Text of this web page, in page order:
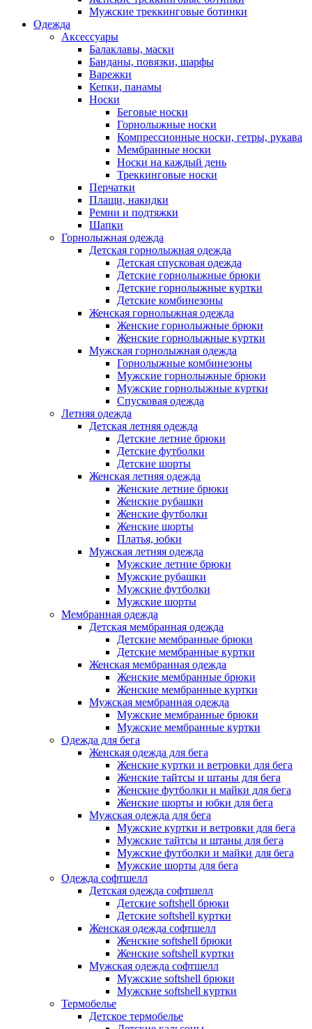
Мужские треккинговые ботинки
Одежда
Аксессуары
Балаклавы, маски
Банданы, повязки, шарфы
Варежки
Кепки, панамы
Носки
Беговые носки
Горнолыжные носки
Компрессионные носки, гетры, рукава
Мембранные носки
Носки на каждый день
Треккинговые носки
Перчатки
Плащи, накидки
Ремни и подтяжки
Шапки
Горнолыжная одежда
Детская горнолыжная одежда
Детская спусковая одежда
Детские горнолыжные брюки
Детские горнолыжные куртки
Детские комбинезоны
Женская горнолыжная одежда
Женские горнолыжные брюки
Женские горнолыжные куртки
Мужская горнолыжная одежда
Горнолыжные комбинезоны
Мужские горнолыжные брюки
Мужские горнолыжные куртки
Спусковая одежда
Летняя одежда
Детская летняя одежда
Детские летние брюки
Детские футболки
Детские шорты
Женская летняя одежда
Женские летние брюки
Женские рубашки
Женские футболки
Женские шорты
Платья, юбки
Мужская летняя одежда
Мужские летние брюки
Мужские рубашки
Мужские футболки
Мужские шорты
Мембранная одежда
Детская мембранная одежда
Детские мембранные брюки
Детские мембранные куртки
Женская мембранная одежда
Женские мембранные брюки
Женские мембранные куртки
Мужская мембранная одежда
Мужские мембранные брюки
Мужские мембранные куртки
Одежда для бега
Женская одежда для бега
Женские куртки и ветровки для бега
Женские тайтсы и штаны для бега
Женские футболки и майки для бега
Женские шорты и юбки для бега
Мужская одежда для бега
Мужские куртки и ветровки для бега
Мужские тайтсы и штаны для бега
Мужские футболки и майки для бега
Мужские шорты для бега
Одежда софтшелл
Детская одежда софтшелл
Детские softshell брюки
Детские softshell куртки
Женская одежда софтшелл
Женские softshell брюки
Женские softshell куртки
Мужская одежда софтшелл
Мужские softshell брюки
Мужские softshell куртки
Термобелье
Детское термобелье